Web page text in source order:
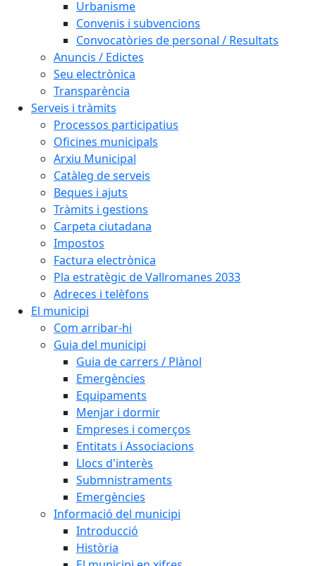
Urbanisme
Convenis i subvencions
Convocatòries de personal / Resultats
Anuncis / Edictes
Seu electrònica
Transparència
Serveis i tràmits
Processos participatius
Oficines municipals
Arxiu Municipal
Catàleg de serveis
Beques i ajuts
Tràmits i gestions
Carpeta ciutadana
Impostos
Factura electrònica
Pla estratègic de Vallromanes 2033
Adreces i telèfons
El municipi
Com arribar-hi
Guia del municipi
Guia de carrers / Plànol
Emergències
Equipaments
Menjar i dormir
Empreses i comerços
Entitats i Associacions
Llocs d'interès
Submnistraments
Emergències
Informació del municipi
Introducció
Història